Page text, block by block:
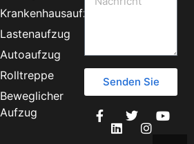
Krankenhausaufzug
Lastenaufzug
Autoaufzug
Rolltreppe
Beweglicher
Aufzug
Senden Sie